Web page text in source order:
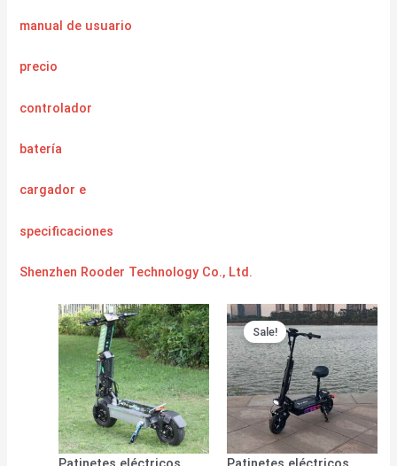
manual de usuario
precio
controlador
batería
cargador e
specificaciones
Shenzhen Rooder Technology Co., Ltd.
Sale!